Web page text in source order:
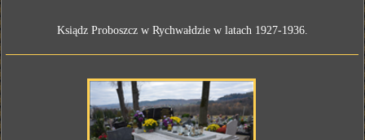
Ksiądz Proboszcz w Rychwałdzie w latach 1927-1936.